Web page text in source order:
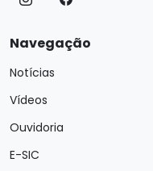
Navegação
Notícias
Vídeos
Ouvidoria
E-SIC